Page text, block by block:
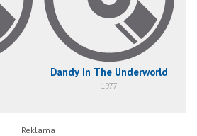
Dandy In The Underworld
1977